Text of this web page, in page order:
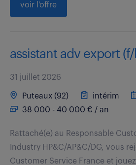
voir l'offre
assistant adv export
31 juillet 2026
Puteaux (92) intérim
38 000 - 40 000 € / an
Rattaché(e) au Responsable
Industry HP&C/AP&C/DG, vous
Customer Service France et